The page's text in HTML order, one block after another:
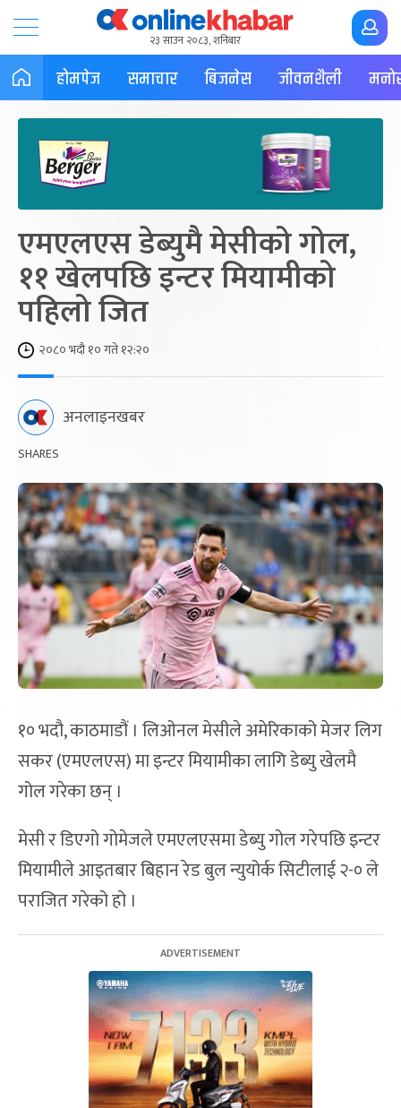
२३ साउन २०८३, शनिबार
होमपेज समाचार बिजनेस जीवनशैली
एमएलएस डेब्युमै मेसीको गोल,
११ खेलपछि इन्टर मियामीको
पहिलो जित
२०८० भदौ १० गते १२:२०
अनलाइनखबर
SHARES
१० भदौ, काठमाडौं । लिओनल मेसीले अमेरिकाको मेजर लिग
सकर (एमएलएस) मा इन्टर मियामीका लागि डेब्यु खेलमै
गोल गरेका छन् ।
मेसी र डिएगो गोमेजले एमएलएसमा डेब्यु गोल गरेपछि इन्टर
मियामीले आइतबार बिहान रेड बुल न्युयोर्क सिटीलाई २-० ले
पराजित गरेको हो ।